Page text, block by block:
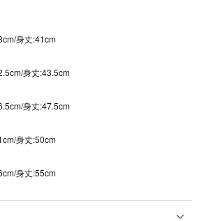
身丈:41cm
身丈:43.5cm
身丈:47.5cm
身丈:50cm
身丈:55cm